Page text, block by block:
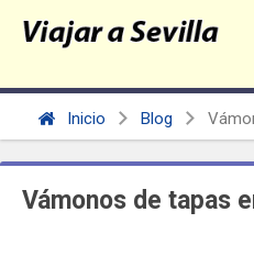
Inicio Blog
Vámonos de tapas